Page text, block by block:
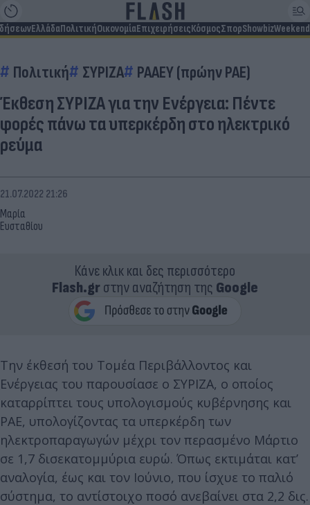
ΕλλάδαΠολιτικήΟικονομίαΕπιχειρήσειςΚόσμοςΣπορShowbizWeekend
Πολιτική ΣΥΡΙΖΑ ΡΑΑΕΥ (πρώην ΡΑΕ)
Έκθεση ΣΥΡΙΖΑ για την Ενέργεια: Πέντε
φορές πάνω τα υπερκέρδη στo ηλεκτρικό
ρεύμα
Μαρία
Ευσταθίου
21.07.2022 21:26
Κάνε κλικ και δες περισσότερο
Flash.grστην αναζήτηση της Google
Την έκθεσή του Τομέα Περιβάλλοντος και
Ενέργειας του παρουσίασε ο ΣΥΡΙΖΑ, ο οποίος
καταρρίπτει τους υπολογισμούς κυβέρνησης και
ΡΑΕ, υπολογίζοντας τα υπερκέρδη των
ηλεκτροπαραγωγών μέχρι τον περασμένο Μάρτιο
σε 1,7 δισεκατομμύρια ευρώ. Όπως εκτιμάται κατ’
αναλογία, έως και τον Ιούνιο, που ίσχυε το παλιό
σύστημα, το αντίστοιχο ποσό ανεβαίνει στα 2,2 δις.